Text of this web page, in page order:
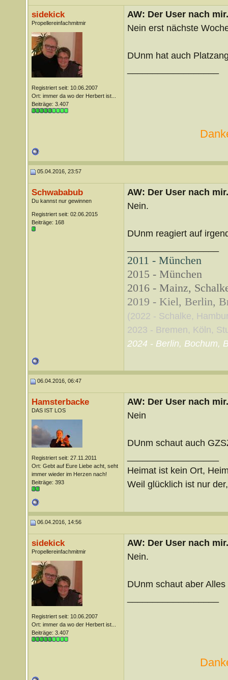
sidekick
Propellereinfachmitmir
Registriert seit: 10.06.2007
Ort: immer da wo der Herbert ist...
Beiträge: 3.407
AW: Der User nach
Nein erst nächste
DUnm hat auch
05.04.2016, 23:57
Schwababub
Du kannst nur gewinnen
Registriert seit: 02.06.2015
Beiträge: 168
AW: Der User nach
Nein.
DUnm reagiert auf
2011 - München
2015 - München
2016 - Mainz,
2019 - Kiel, Berlin,
(2022 - Schalke,
2023 - Bremen, Köln,
2024 - Berlin, Bochum,
06.04.2016, 06:47
Hamsterbacke
DAS IST LOS
Registriert seit: 27.11.2011
Ort: Gebt auf Eure Liebe acht, seht
immer wieder im Herzen nach!
Beiträge: 393
AW: Der User nach
Nein
DUnm schaut auch
Heimat ist kein Ort,
Weil glücklich ist nur
06.04.2016, 14:56
sidekick
Propellereinfachmitmir
Registriert seit: 10.06.2007
Ort: immer da wo der Herbert ist...
Beiträge: 3.407
AW: Der User nach
Nein.
DUnm schaut aber